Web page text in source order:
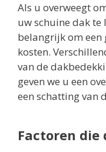
Als u overweegt
uw schuine dak te
belangrijk om een
kosten.
van de
geven we u een
een schatting van
Factoren die